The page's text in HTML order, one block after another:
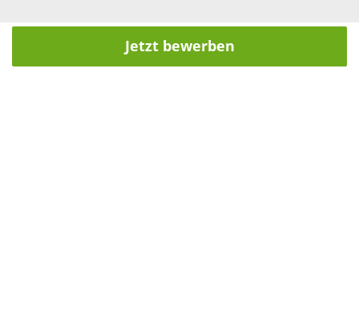
Jetzt bewerben